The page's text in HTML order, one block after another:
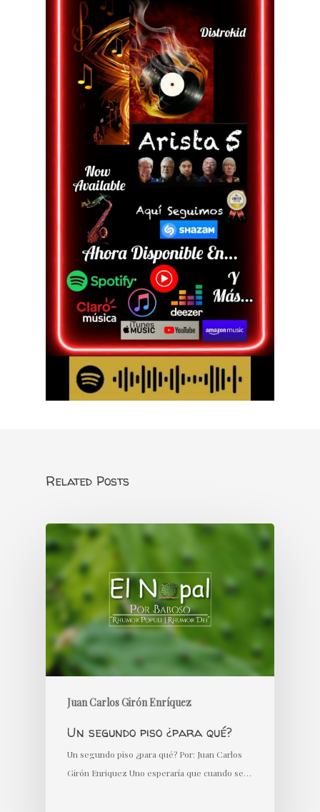
Related Posts
Juan Carlos Girón Enríquez
Un segundo piso ¿para qué?
Un segundo piso ¿para qué? Por: Juan Carlos
Girón Enriquez Uno esperaría que cuando se…